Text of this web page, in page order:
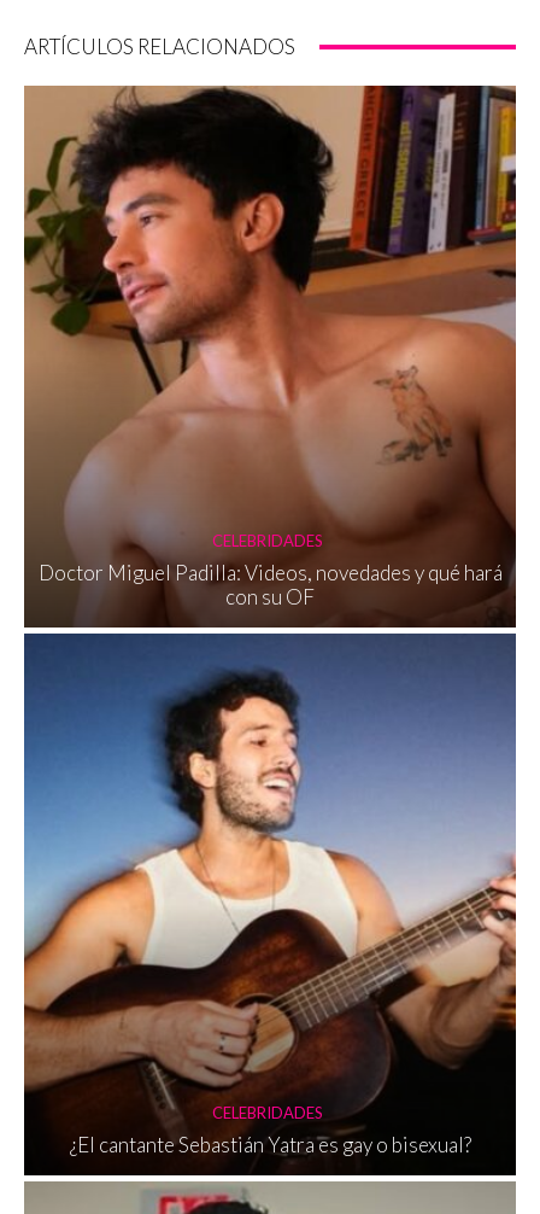
ARTÍCULOS RELACIONADOS
CELEBRIDADES
Doctor Miguel Padilla: Videos, novedades y qué hará
con su OF
CELEBRIDADES
¿El cantante Sebastián Yatra es gay o bisexual?